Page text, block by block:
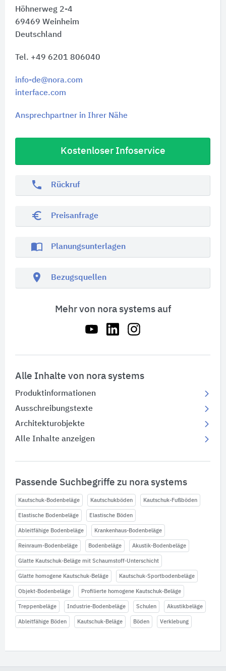
Höhnerweg 2-4
69469 Weinheim
Deutschland
Tel. +49 6201 806040
info-de@nora.com
interface.com
Ansprechpartner in Ihrer Nähe
Kostenloser Infoservice
phone Rückruf
euro_symbol Preisanfrage
import_contacts Planungsunterlagen
location_on Bezugsquellen
Mehr von nora systems auf
Alle Inhalte von nora systems
Produktinformationen
Ausschreibungstexte
Architekturobjekte
Alle Inhalte anzeigen
Passende Suchbegriffe zu nora systems
Kautschuk-Bodenbeläge Kautschukböden Kautschuk-Fußböden
Elastische Bodenbeläge Elastische Böden
Ableitfähige Bodenbeläge Krankenhaus-Bodenbeläge
Reinraum-Bodenbeläge Bodenbeläge Akustik-Bodenbeläge
Glatte Kautschuk-Beläge mit Schaumstoff-Unterschicht
Glatte homogene Kautschuk-Beläge Kautschuk-Sportbodenbeläge
Objekt-Bodenbeläge Profilierte homogene Kautschuk-Beläge
Treppenbeläge Industrie-Bodenbeläge Schulen Akustikbeläge
Ableitfähige Böden Kautschuk-Beläge Böden Verklebung